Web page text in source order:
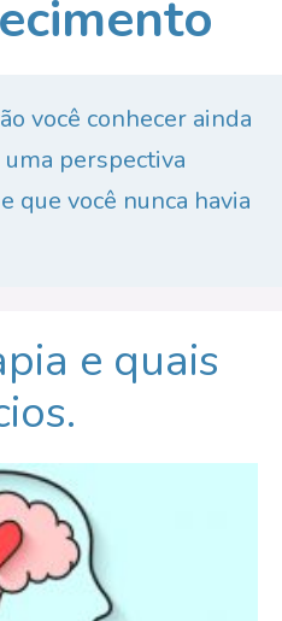
você conhecer ainda
perspectiva
que você nunca havia
e quais